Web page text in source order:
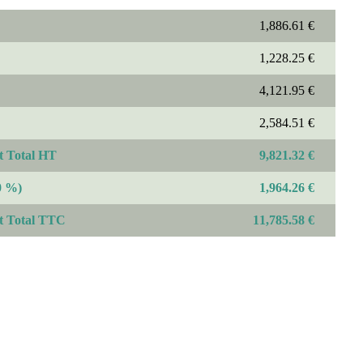
1,886.61 €
1,228.25 €
4,121.95 €
2,584.51 €
Total HT 9,821.32 €
%) 1,964.26 €
Total TTC 11,785.58 €